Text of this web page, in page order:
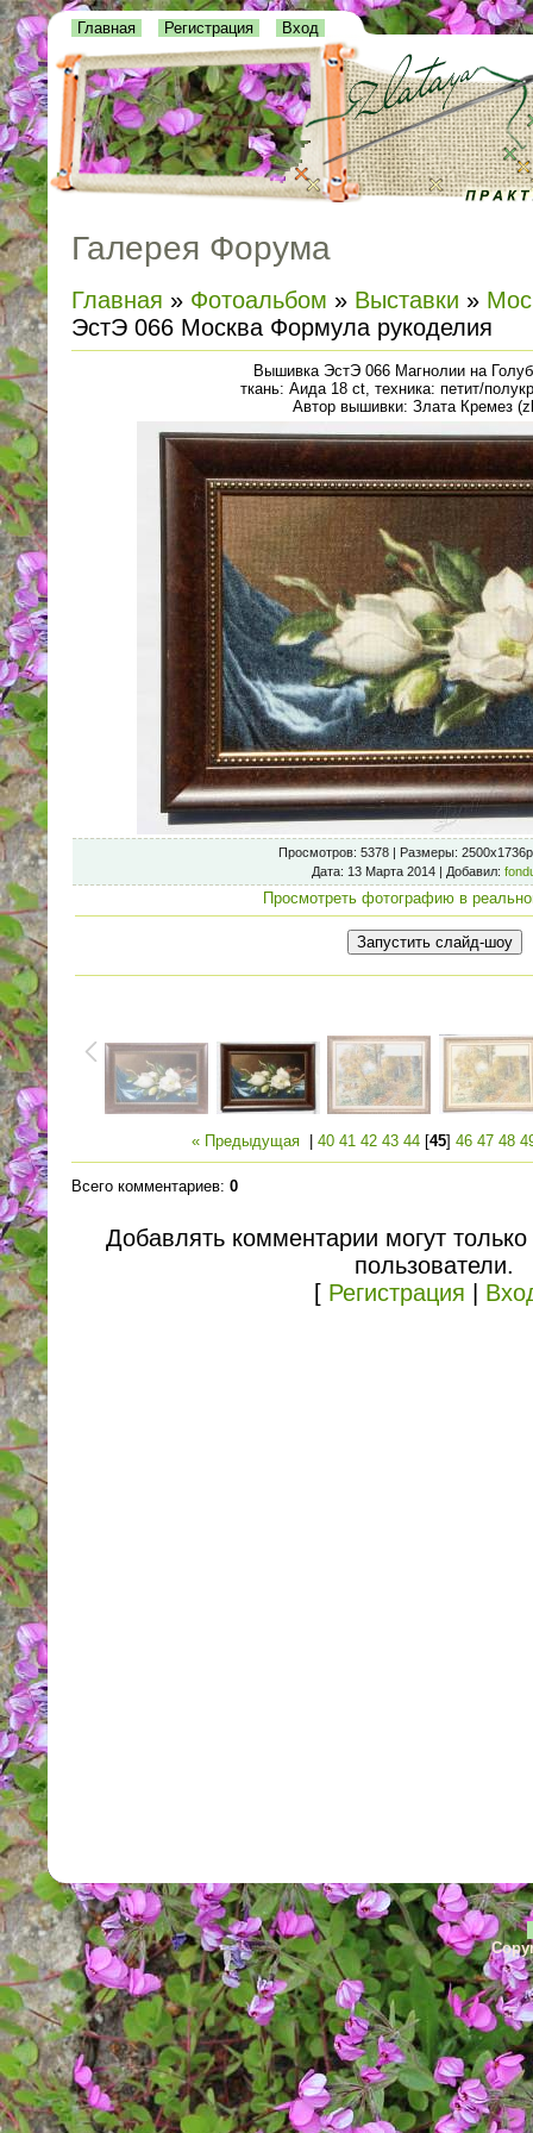
Главная Регистрация Вход
Галерея Форума
Главная » Фотоальбом » Выставки »
ЭстЭ 066 Москва Формула рукоделия
Вышивка ЭстЭ 066 Магнолии на
ткань: Аида 18 ct, техника: петит/
Автор вышивки: Злата Кремез
Просмотров: 5378 | Размеры:
Дата: 13 Марта 2014 | Добавил:
Просмотреть фотографию в
« Предыдущая 40 41 42 43 44 [45] 46 47 48
Всего комментариев: 0
Добавлять комментарии могут
пользователи.
[ Регистрация